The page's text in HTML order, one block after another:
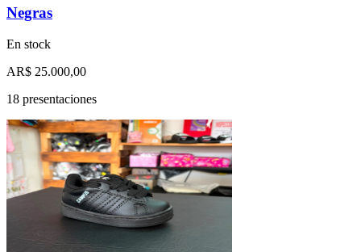
Negras
En stock
AR$ 25.000,00
18 presentaciones